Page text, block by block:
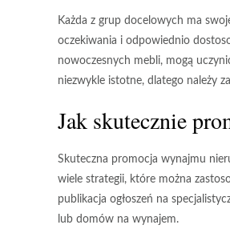
Każda z grup docelowych ma
oczekiwania i odpowiednio
nowoczesnych mebli, mogą
niezwykle istotne, dlatego należy
Jak skutecznie
Skuteczna promocja wynajmu
wiele strategii, które można
publikacja ogłoszeń na
lub domów na wynajem.